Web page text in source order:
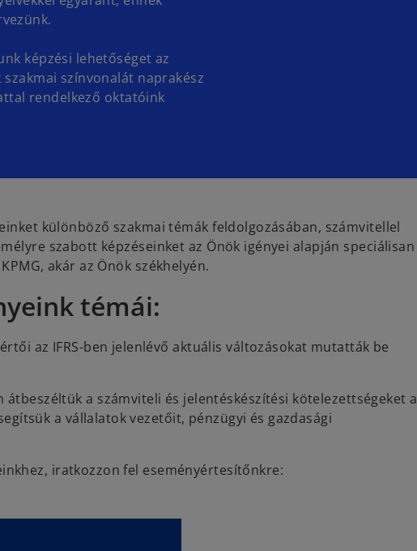
képzési lehetőséget az
színvonalát naprakész
rendelkező oktatóink
különböző szakmai témák feldolgozásában, számvitellel
szabott képzéseinket az Önök igényei alapján speciálisan
akár az Önök székhelyén.
témái:
az IFRS-ben jelenlévő aktuális változásokat mutatták be
átbeszéltük a számviteli és jelentéskészítési kötelezettségeket a
a vállalatok vezetőit, pénzügyi és gazdasági
iratkozzon fel eseményértesítőnkre: